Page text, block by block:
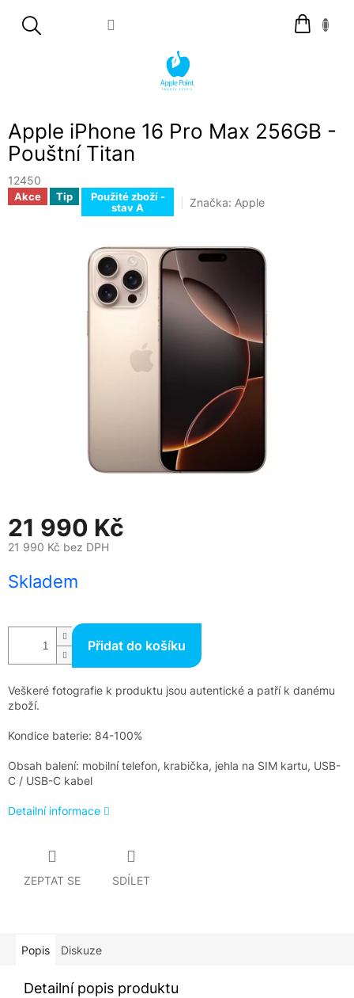
Nákupní
košík
Apple iPhone 16 Pro Max 256GB -
Pouštní Titan
12450
Akce Tip
Použité zboží -
stav A
Značka: Apple
21 990 Kč
21 990 Kč bez DPH
cena:
Skladem
Přidat do košíku
Veškeré fotografie k produktu jsou autentické a patří k danému
zboží.
Kondice baterie: 84-100%
Obsah balení: mobilní telefon, krabička, jehla na SIM kartu, USB-
C / USB-C kabel
Detailní informace
ZEPTAT SE SDÍLET
Popis Diskuze
Detailní popis produktu